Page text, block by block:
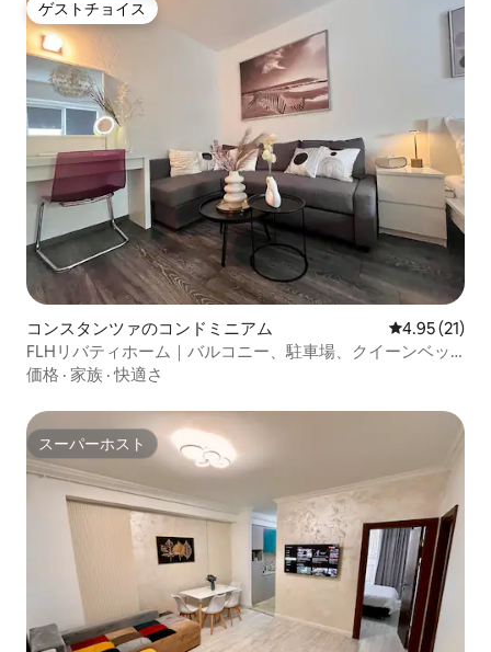
ゲストチョイス
ゲストチョイス
コンスタンツァのコンドミニアム レビュー21
4.95 (21)
FLHリバティホーム｜バルコニー、駐車場、クイーンベッ
ド2台
価格 · 家族 ·快適さ
スーパーホスト
スーパーホスト